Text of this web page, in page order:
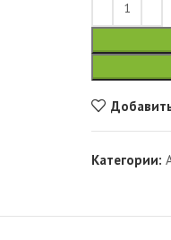
Категории: